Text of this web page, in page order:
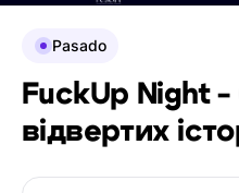
Pasado
FuckUp Night -
відвертих